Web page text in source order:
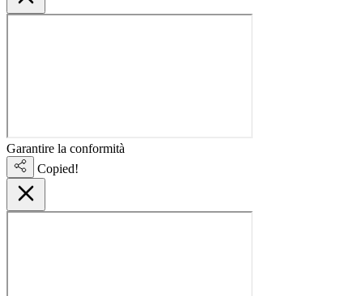
Garantire la conformità
Copied!